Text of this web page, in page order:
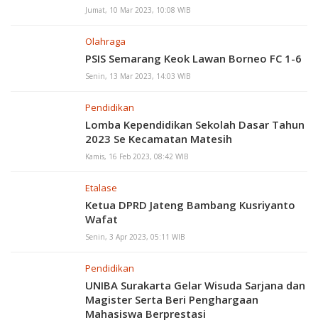
Jumat, 10 Mar 2023, 10:08 WIB
Olahraga
PSIS Semarang Keok Lawan Borneo FC 1-6
Senin, 13 Mar 2023, 14:03 WIB
Pendidikan
Lomba Kependidikan Sekolah Dasar Tahun
2023 Se Kecamatan Matesih
Kamis, 16 Feb 2023, 08:42 WIB
Etalase
Ketua DPRD Jateng Bambang Kusriyanto
Wafat
Senin, 3 Apr 2023, 05:11 WIB
Pendidikan
UNIBA Surakarta Gelar Wisuda Sarjana dan
Magister Serta Beri Penghargaan
Mahasiswa Berprestasi